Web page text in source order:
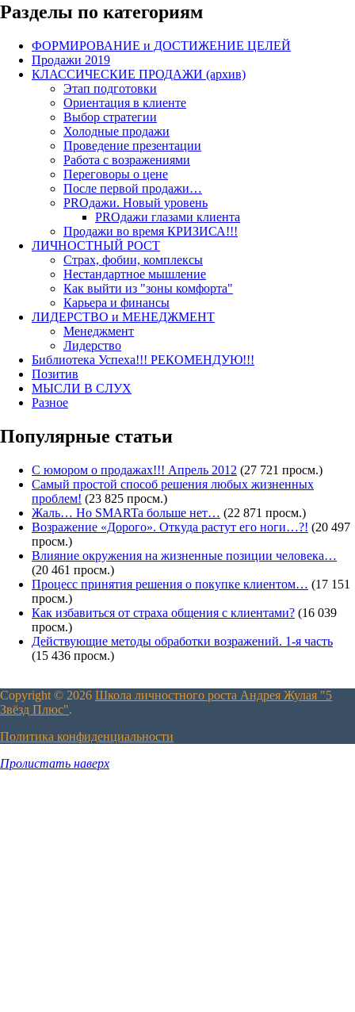
Разделы по категориям
ФОРМИРОВАНИЕ и ДОСТИЖЕНИЕ ЦЕЛЕЙ
Продажи 2019
КЛАССИЧЕСКИЕ ПРОДАЖИ (архив)
Этап подготовки
Ориентация в клиенте
Выбор стратегии
Холодные продажи
Проведение презентации
Работа с возражениями
Переговоры о цене
После первой продажи…
PROдажи. Новый уровень
PROдажи глазами клиента
Продажи во время КРИЗИСА!!!
ЛИЧНОСТНЫЙ РОСТ
Страх, фобии, комплексы
Нестандартное мышление
Как выйти из "зоны комфорта"
Карьера и финансы
ЛИДЕРСТВО и МЕНЕДЖМЕНТ
Менеджмент
Лидерство
Библиотека Успеха!!! РЕКОМЕНДУЮ!!!
Позитив
МЫСЛИ В СЛУХ
Разное
Популярные статьи
С юмором о продажах!!! Апрель 2012 (27 721 просм.)
Самый простой способ решения любых жизненных
проблем! (23 825 просм.)
Жаль… Но SMARTa больше нет… (22 871 просм.)
Возражение «Дорого». Откуда растут его ноги…?! (20 497
просм.)
Влияние окружения на жизненные позиции человека…
(20 461 просм.)
Процесс принятия решения о покупке клиентом… (17 151
просм.)
Как избавиться от страха общения с клиентами? (16 039
просм.)
Действующие методы обработки возражений. 1-я часть
(15 436 просм.)
Copyright © 2026 Школа личностного роста Андрея Жулая "5
Звёзд Плюс".
Политика конфиденциальности
Пролистать наверх